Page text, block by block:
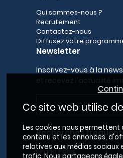
Qui sommes-nous ?
Recrutement
Contactez-nous
Diffusez votre
Newsletter
Inscrivez-vous à la
Recherches
Grand Paris
Ce site web utilise
Les cookies nous permettent
contenu et les annonces,
relatives aux médias sociaux